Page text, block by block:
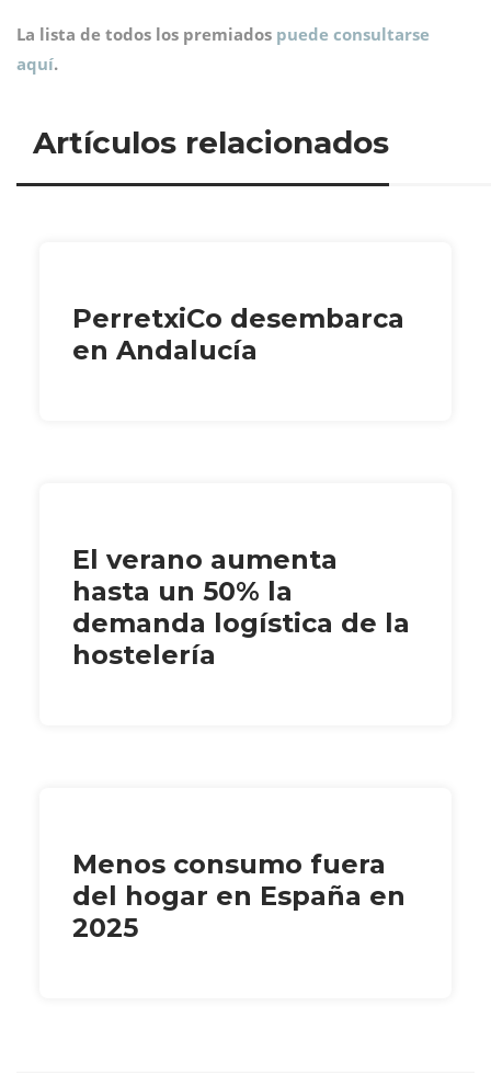
La lista de todos los premiados puede consultarse
aquí.
Artículos relacionados
PerretxiCo desembarca
en Andalucía
El verano aumenta
hasta un 50% la
demanda logística de la
hostelería
Menos consumo fuera
del hogar en España en
2025